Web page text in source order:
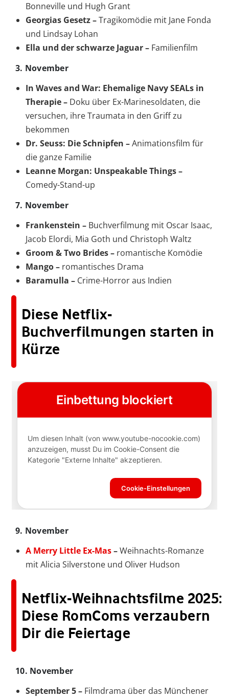
Bonneville und Hugh Grant
Georgias Gesetz –Tragikomödie mit Jane Fonda
und Lindsay Lohan
Ella und der schwarze Jaguar – Familienfilm
3. November
In Waves and War: Ehemalige Navy SEALs in
Therapie – Doku über Ex-Marinesoldaten, die
versuchen, ihre Traumata in den Griff zu
bekommen
Dr. Seuss: Die Schnipfen –Animationsfilm für
die ganze Familie
Leanne Morgan: Unspeakable Things –
Comedy-Stand-up
7. November
Frankenstein – Buchverfilmung mit Oscar Isaac,
Jacob Elordi, Mia Goth und Christoph Waltz
Groom & Two Brides – romantische Komödie
Mango – romantisches Drama
Baramulla – Crime-Horror aus Indien
Diese Netflix-
Buchverfilmungen starten in
Kürze
9. November
A Merry Little Ex-Mas–Weihnachts-Romanze
mit Alicia Silverstone und Oliver Hudson
Netflix-Weihnachtsfilme 2025:
Diese RomComs verzaubern
Dir die Feiertage
10. November
September 5 – Filmdrama über das Münchener